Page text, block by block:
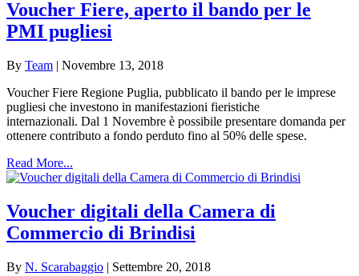
Voucher Fiere, aperto il bando per le
PMI pugliesi
By Team | Novembre 13, 2018
Voucher Fiere Regione Puglia, pubblicato il bando per le imprese
pugliesi che investono in manifestazioni fieristiche
internazionali. Dal 1 Novembre è possibile presentare domanda per
ottenere contributo a fondo perduto fino al 50% delle spese.
Read More...
Voucher digitali della Camera di
Commercio di Brindisi
By N. Scarabaggio | Settembre 20, 2018